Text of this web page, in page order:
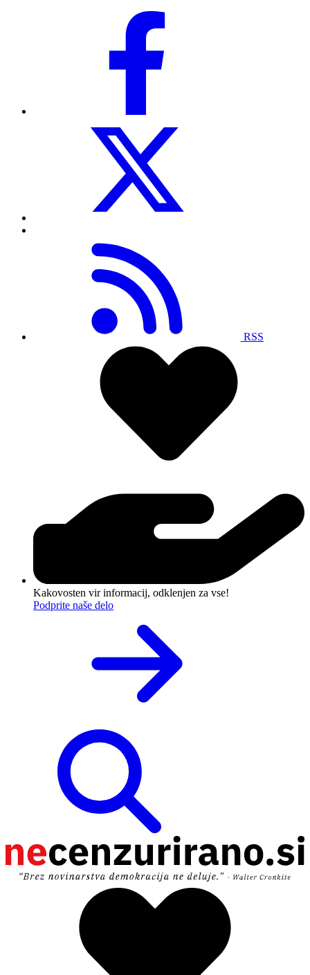
RSS
Kakovosten vir informacij, odklenjen za vse!
Podprite naše delo